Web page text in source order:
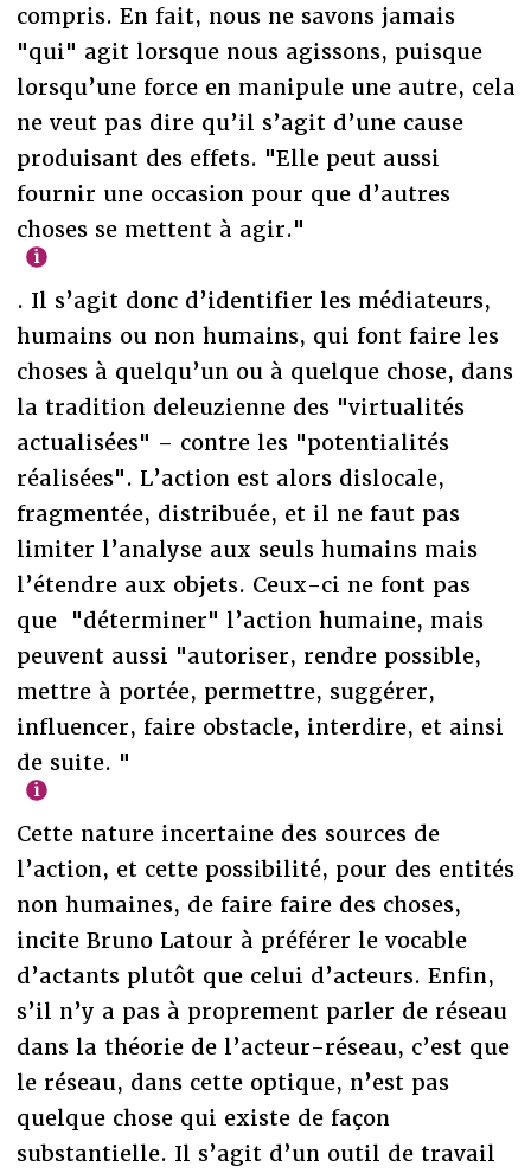
compris. En fait, nous ne savons jamais
"qui" agit lorsque nous agissons, puisque
lorsqu’une force en manipule une autre, cela
ne veut pas dire qu’il s’agit d’une cause
produisant des effets. "Elle peut aussi
fournir une occasion pour que d’autres
choses se mettent à agir."
. Il s’agit donc d’identifier les médiateurs,
humains ou non humains, qui font faire les
choses à quelqu’un ou à quelque chose, dans
la tradition deleuzienne des "virtualités
actualisées" – contre les "potentialités
réalisées". L’action est alors dislocale,
fragmentée, distribuée, et il ne faut pas
limiter l’analyse aux seuls humains mais
l’étendre aux objets. Ceux-ci ne font pas
que "déterminer" l’action humaine, mais
peuvent aussi "autoriser, rendre possible,
mettre à portée, permettre, suggérer,
influencer, faire obstacle, interdire, et ainsi
de suite. "
Cette nature incertaine des sources de
l’action, et cette possibilité, pour des entités
non humaines, de faire faire des choses,
incite Bruno Latour à préférer le vocable
d’actants plutôt que celui d’acteurs. Enfin,
s’il n’y a pas à proprement parler de réseau
dans la théorie de l’acteur-réseau, c’est que
le réseau, dans cette optique, n’est pas
quelque chose qui existe de façon
substantielle. Il s’agit d’un outil de travail